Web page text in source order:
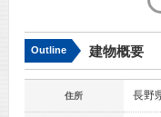
Outline 建物概要
住所 長野